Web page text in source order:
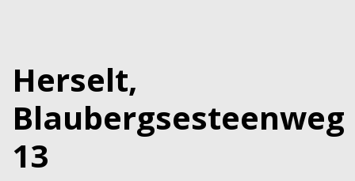
Herselt,
Blaubergsesteenweg
13